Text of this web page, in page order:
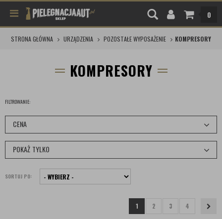
0
STRONA GŁÓWNA URZĄDZENIA POZOSTAŁE WYPOSAŻENIE KOMPRESORY
KOMPRESORY
FILTROWANIE:
CENA
POKAŻ TYLKO
SORTUJ PO:
1 2 3 4